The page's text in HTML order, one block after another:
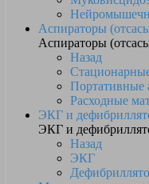
Аспираторы
Аспираторы
Назад
Портативные
Расходные
ЭКГ и
ЭКГ и
Назад
ЭКГ